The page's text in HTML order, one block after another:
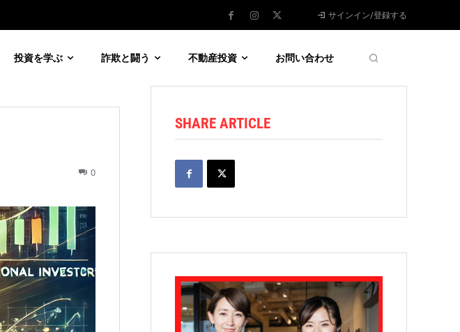
サインイン/登録する
投資を学ぶ 詐欺と闘う 不動産投資 お問い合わせ
0
SHARE ARTICLE